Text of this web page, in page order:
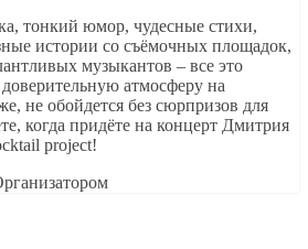
тонкий юмор, чудесные стихи,
истории со съёмочных площадок,
музыкантов – все это
атмосферу на
не обойдется без сюрпризов для
когда придёте на концерт Дмитрия
project!